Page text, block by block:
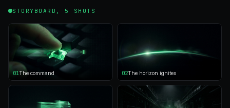
STORYBOARD, 5 SHOTS
01The command 02The horizon ignites